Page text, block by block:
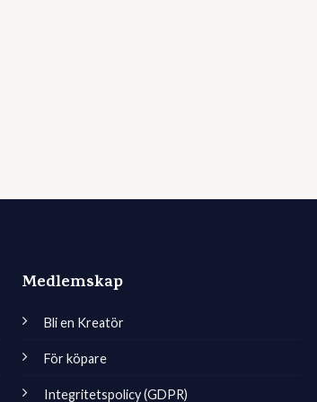
Medlemskap
Bli en Kreatör
För köpare
Integritetspolicy (GDPR)